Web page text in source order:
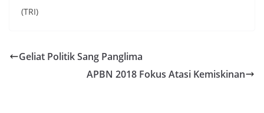
(TRI)
Geliat Politik Sang Panglima
APBN 2018 Fokus Atasi Kemiskinan